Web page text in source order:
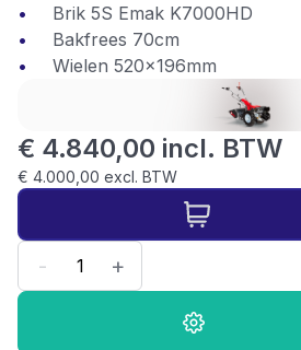
Brik 5S Emak K7000HD
Bakfrees 70cm
Wielen 520x196mm
€ 4.840,00 incl. BTW
€ 4.000,00 excl. BTW
- +